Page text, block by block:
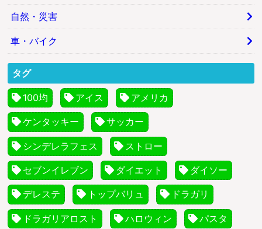
自然・災害
車・バイク
タグ
100均 アイス アメリカ
ケンタッキー サッカー
シンデレラフェス ストロー
セブンイレブン ダイエット ダイソー
デレステ トップバリュ ドラガリ
ドラガリアロスト ハロウィン パスタ